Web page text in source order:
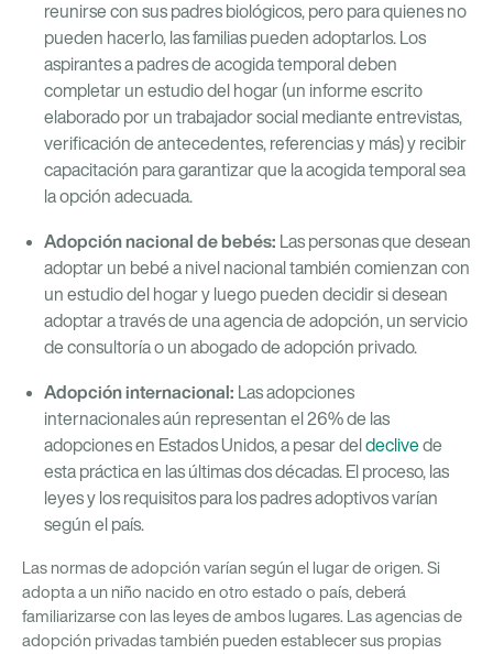
reunirse con sus padres biológicos, pero para quienes no
pueden hacerlo, las familias pueden adoptarlos. Los
aspirantes a padres de acogida temporal deben
completar un estudio del hogar (un informe escrito
elaborado por un trabajador social mediante entrevistas,
verificación de antecedentes, referencias y más) y recibir
capacitación para garantizar que la acogida temporal sea
la opción adecuada.
Adopción nacional de bebés: Las personas que desean
adoptar un bebé a nivel nacional también comienzan con
un estudio del hogar y luego pueden decidir si desean
adoptar a través de una agencia de adopción, un servicio
de consultoría o un abogado de adopción privado.
Adopción internacional: Las adopciones
internacionales aún representan el 26% de las
adopciones en Estados Unidos, a pesar del declivede
esta práctica en las últimas dos décadas. El proceso, las
leyes y los requisitos para los padres adoptivos varían
según el país.
Las normas de adopción varían según el lugar de origen. Si
adopta a un niño nacido en otro estado o país, deberá
familiarizarse con las leyes de ambos lugares. Las agencias de
adopción privadas también pueden establecer sus propias